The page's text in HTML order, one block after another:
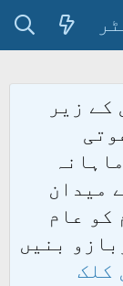
کے زیر
میدان
کو عام
بنیں
کلک